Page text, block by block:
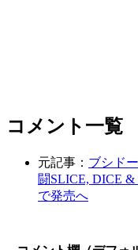
コメント一覧
元記事： ブシド
闘SLICE, DICE
で発売へ